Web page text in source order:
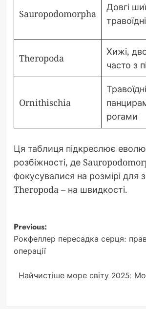
Sauropodomorpha
Довгі
Theropoda
Хижі,
часто з
Ornithischia
рогами
Ця таблиця підкреслює
розбіжності, де
фокусувалися на розмірі для
Theropoda – на швидкості.
Post
navigation
Previous:
Рокфеллер пересадка серця:
операції
Найчистіше море світу 2025: